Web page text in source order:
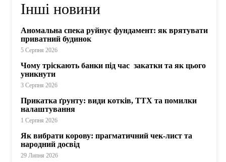
Інші новини
Аномальна спека руйнує фундамент: як врятувати
приватний будинок
5 Серпня 2026
Чому тріскають банки під час закатки та як цього
уникнути
3 Серпня 2026
Прикатка ґрунту: види котків, ТТХ та помилки
налаштування
1 Серпня 2026
Як вибрати корову: прагматичний чек-лист та
народний досвід
29 Липня 2026